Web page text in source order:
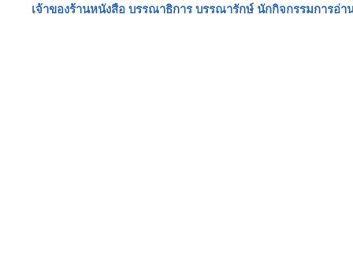
เจ้าของร้านหนังสือ บรรณาธิการ บรรณารักษ์ นักกิจกรรมการอ่